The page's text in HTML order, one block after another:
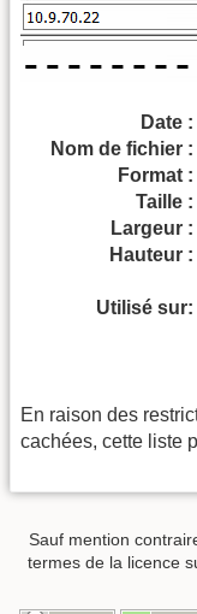
Date :
Nom de fichier :
Format :
Taille :
Largeur :
Hauteur :
Utilisé sur:
En raison des
cachées, cette liste
Sauf mention
termes de la licence